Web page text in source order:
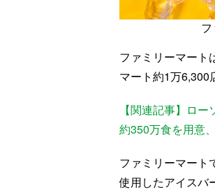
ファミリーマート
マート約1万6,300
【関連記事】ロ
約350万食を用意
ファミリーマート
使用したアイスバ